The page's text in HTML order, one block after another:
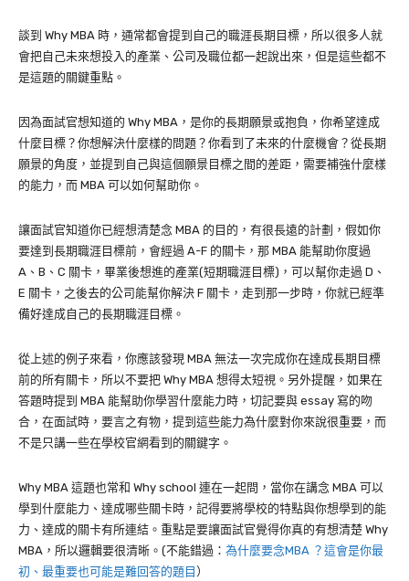
談到 Why MBA 時，通常都會提到自己的職涯長期目標，所以很多人就
會把自己未來想投入的產業、公司及職位都一起說出來，但是這些都不
是這題的關鍵重點。
因為面試官想知道的 Why MBA，是你的長期願景或抱負，你希望達成
什麼目標？你想解決什麼樣的問題？你看到了未來的什麼機會？從長期
願景的角度，並提到自己與這個願景目標之間的差距，需要補強什麼樣
的能力，而 MBA 可以如何幫助你。
讓面試官知道你已經想清楚念 MBA 的目的，有很長遠的計劃，假如你
要達到長期職涯目標前，會經過 A-F 的關卡，那 MBA 能幫助你度過
A 、 B 、 C 關卡，畢業後想進的產業(短期職涯目標) ，可以幫你走過 D 、
E 關卡，之後去的公司能幫你解決 F 關卡，走到那一步時，你就已經準
備好達成自己的長期職涯目標。
從上述的例子來看，你應該發現 MBA 無法一次完成你在達成長期目標
前的所有關卡，所以不要把 Why MBA 想得太短視。另外提醒，如果在
答題時提到 MBA 能幫助你學習什麼能力時，切記要與 essay 寫的吻
合，在面試時，要言之有物，提到這些能力為什麼對你來說很重要，而
不是只講一些在學校官網看到的關鍵字。
Why MBA 這題也常和 Why school 連在一起問，當你在講念 MBA 可以
學到什麼能力、達成哪些關卡時，記得要將學校的特點與你想學到的能
力、達成的關卡有所連結。重點是要讓面試官覺得你真的有想清楚 Why
MBA ，所以邏輯要很清晰。(不能錯過： 為什麼要念MBA ？這會是你最
初、最重要也可能是難回答的題目）